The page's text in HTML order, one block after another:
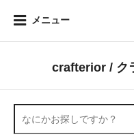
メニュー
crafterior / ク